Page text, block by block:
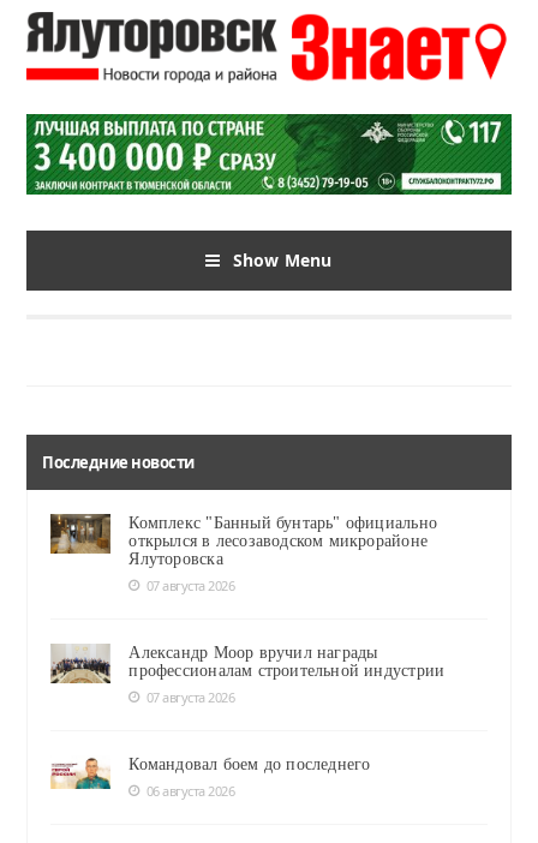
Show Menu
Последние новости
Комплекс "Банный бунтарь" официально
открылся в лесозаводском микрорайоне
Ялуторовска
07 августа 2026
Александр Моор вручил награды
профессионалам строительной индустрии
07 августа 2026
Командовал боем до последнего
06 августа 2026